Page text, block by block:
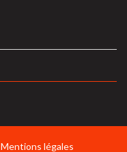
Mentions légales